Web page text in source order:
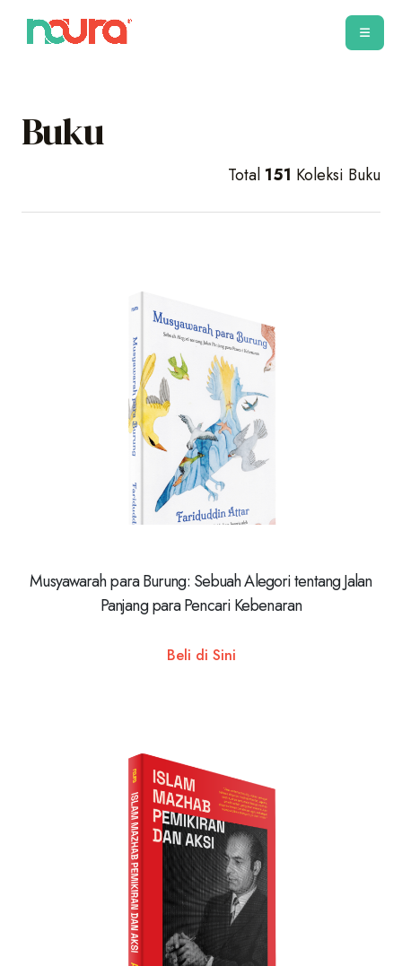
Buku
Total 151 Koleksi Buku
Musyawarah para Burung: Sebuah Alegori tentang Jalan
Panjang para Pencari Kebenaran
Beli di Sini